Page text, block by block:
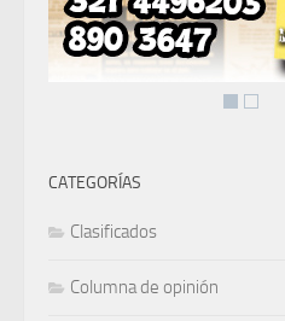
CATEGORÍAS
Clasificados
Columna de opinión